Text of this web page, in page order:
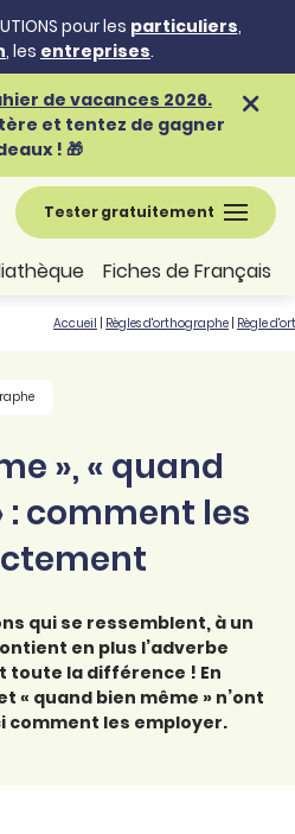
pour les particuliers,
, les entreprises.
de vacances 2026.
et tentez de gagner
! 🎁
Tester gratuitement
Fiches de Français
Accueil Règles d'orthographe Règle
», « quand
: comment les
qui se ressemblent, à un
en plus l’adverbe
toute la différence ! En
« quand bien même » n’ont
comment les employer.